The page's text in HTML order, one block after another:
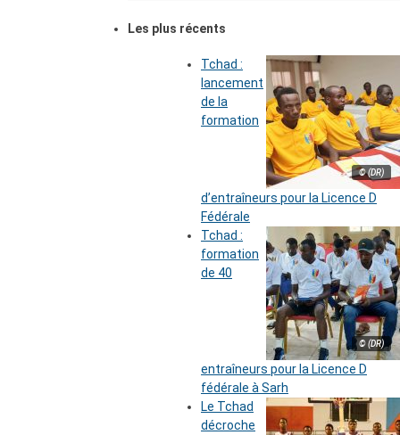
Les plus récents
© (DR)
Tchad :
lancement
de la
formation
d’entraîneurs pour la Licence D
Fédérale
© (DR)
Tchad :
formation
de 40
entraîneurs pour la Licence D
fédérale à Sarh
Le Tchad
décroche